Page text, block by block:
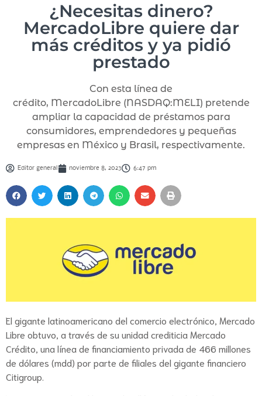
¿Necesitas dinero?
MercadoLibre quiere dar
más créditos y ya pidió
prestado
Con esta línea de
crédito, MercadoLibre (NASDAQ:MELI) pretende
ampliar la capacidad de préstamos para
consumidores, emprendedores y pequeñas
empresas en México y Brasil, respectivamente.
Editor general noviembre 8, 2023 6:47 pm
El gigante latinoamericano del comercio electrónico, Mercado
Libre obtuvo, a través de su unidad crediticia Mercado
Crédito, una línea de financiamiento privada de 466 millones
de dólares (mdd) por parte de filiales del gigante financiero
Citigroup.